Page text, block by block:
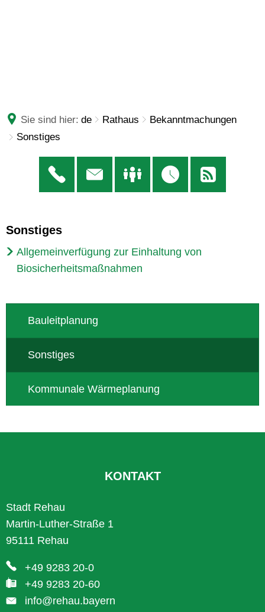
Sie sind hier: de Rathaus
Bekanntmachungen
Sonstiges
Sonstiges
Sonstiges
Allgemeinverfügung zur Einhaltung von
Biosicherheitsmaßnahmen
Bauleitplanung
Sonstiges
Kommunale Wärmeplanung
KONTAKT
Stadt Rehau
Martin-Luther-Straße 1
95111 Rehau
+49 9283 20-0
+49 9283 20-60
info@rehau.bayern